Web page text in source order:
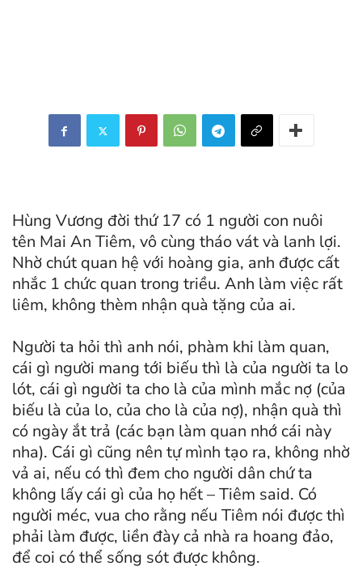
Hùng Vương đời thứ 17 có 1 người con nuôi
tên Mai An Tiêm, vô cùng tháo vát và lanh lợi.
Nhờ chút quan hệ với hoàng gia, anh được cất
nhắc 1 chức quan trong triều. Anh làm việc rất
liêm, không thèm nhận quà tặng của ai.
Người ta hỏi thì anh nói, phàm khi làm quan,
cái gì người mang tới biếu thì là của người ta lo
lót, cái gì người ta cho là của mình mắc nợ (của
biếu là của lo, của cho là của nợ), nhận quà thì
có ngày ắt trả (các bạn làm quan nhớ cái này
nha). Cái gì cũng nên tự mình tạo ra, không nhờ
vả ai, nếu có thì đem cho người dân chứ ta
không lấy cái gì của họ hết – Tiêm said. Có
người méc, vua cho rằng nếu Tiêm nói được thì
phải làm được, liền đày cả nhà ra hoang đảo,
để coi có thể sống sót được không.